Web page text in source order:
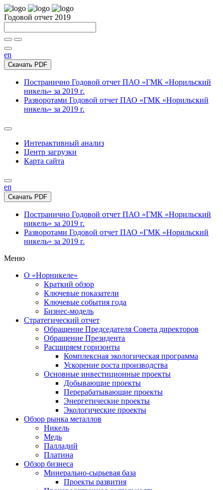
Годовой отчет 2019
en
Скачать PDF
Постранично Годовой отчет ПАО «ГМК «Норильский
никель» за 2019 г.
Разворотами Годовой отчет ПАО «ГМК «Норильский
никель» за 2019 г.
Интерактивный анализ
Центр загрузки
Карта сайта
en
Скачать PDF
Постранично Годовой отчет ПАО «ГМК «Норильский
никель» за 2019 г.
Разворотами Годовой отчет ПАО «ГМК «Норильский
никель» за 2019 г.
Меню
О «Норникеле»
Краткий обзор
Ключевые показатели
Ключевые события года
Бизнес-модель
Стратегический отчет
Обращение Председателя Совета директоров
Обращение Президента
Расширяем горизонты
Комплексная экологическая программа
Ускорение роста производства
Основные инвестиционные проекты
Добывающие проекты
Перерабатывающие проекты
Энергетические проекты
Экологические проекты
Обзор рынка металлов
Никель
Медь
Палладий
Платина
Обзор бизнеса
Минерально-сырьевая база
Проекты развития